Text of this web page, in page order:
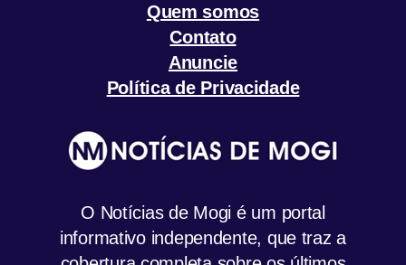
Quem somos
Contato
Anuncie
Política de Privacidade
O Notícias de Mogi é um portal
informativo independente, que traz a